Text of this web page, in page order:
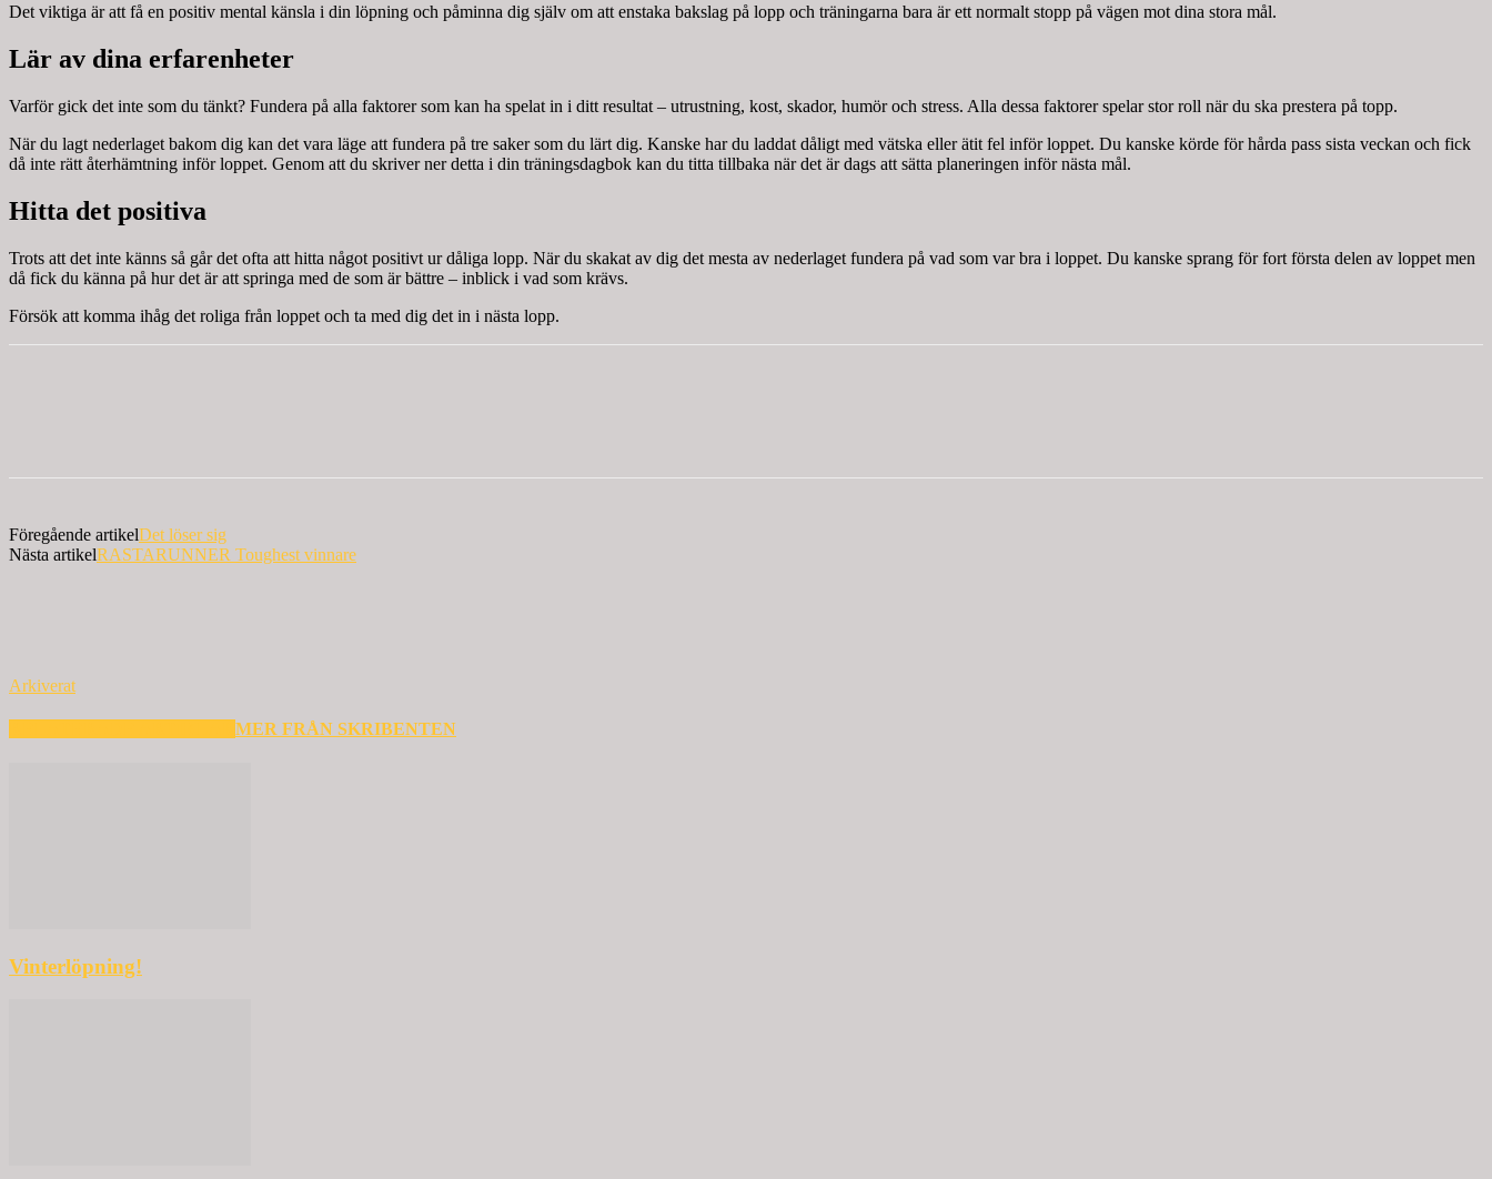
Det viktiga är att få en positiv mental känsla i din löpning och påminna dig själv om att enstaka bakslag på lopp och träningarna bara är ett normalt stopp på vägen mot dina stora mål.
Lär av dina erfarenheter
Varför gick det inte som du tänkt? Fundera på alla faktorer som kan ha spelat in i ditt resultat – utrustning, kost, skador, humör och stress. Alla dessa faktorer spelar stor roll när du ska prestera på topp.
När du lagt nederlaget bakom dig kan det vara läge att fundera på tre saker som du lärt dig. Kanske har du laddat dåligt med vätska eller ätit fel inför loppet. Du kanske körde för hårda pass sista veckan och fick
då inte rätt återhämtning inför loppet. Genom att du skriver ner detta i din träningsdagbok kan du titta tillbaka när det är dags att sätta planeringen inför nästa mål.
Hitta det positiva
Trots att det inte känns så går det ofta att hitta något positivt ur dåliga lopp. När du skakat av dig det mesta av nederlaget fundera på vad som var bra i loppet. Du kanske sprang för fort första delen av loppet men
då fick du känna på hur det är att springa med de som är bättre – inblick i vad som krävs.
Försök att komma ihåg det roliga från loppet och ta med dig det in i nästa lopp.
Föregående artikelDet löser sig
Nästa artikelRASTARUNNER Toughest vinnare
Arkiverat
MER FRÅN SKRIBENTEN
Vinterlöpning!